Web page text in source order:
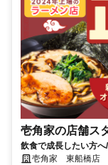
壱角家の店舗ス
飲食で成長したい方
壱角家 東船橋店